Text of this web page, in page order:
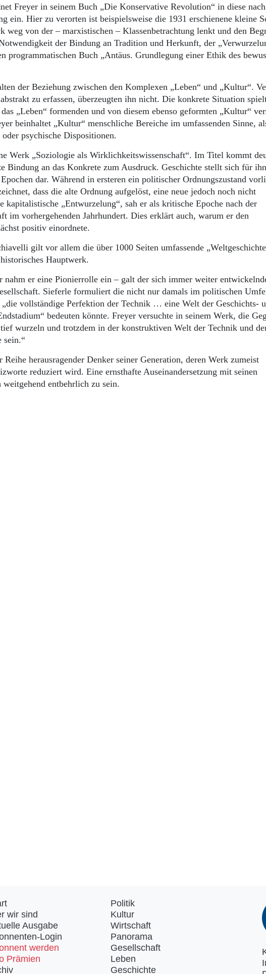
Freyer in seinem Buch „Die Konservative Revolution“ in diese
ein. Hier zu verorten ist beispielsweise die 1931 erschienene kleine
weg von der – marxistischen – Klassenbetrachtung lenkt und den
der Bindung an Tradition und Herkunft, der
programmatischen Buch „Antäus. Grundlegung einer Ethik des
der Beziehung zwischen den Komplexen „Leben“ und „Kultur“.
zu erfassen, überzeugten ihn nicht. Die konkrete Situation
„Leben“ formenden und von diesem ebenso geformten „Kultur“
beinhaltet „Kultur“ menschliche Bereiche im umfassenden Sinne,
psychische Dispositionen.
Werk „Soziologie als Wirklichkeitswissenschaft“. Im Titel kommt
Bindung an das Konkrete zum Ausdruck. Geschichte stellt sich für
dar. Während in ersteren ein politischer Ordnungszustand
dass die alte Ordnung aufgelöst, eine neue jedoch noch nicht
kapitalistische „Entwurzelung“, sah er als kritische Epoche nach der
im vorhergehenden Jahrhundert. Dies erklärt auch, warum er den
positiv einordnete.
gilt vor allem die über 1000 Seiten umfassende „Weltgeschichte
Hauptwerk.
nahm er eine Pionierrolle ein – galt der sich immer weiter
Sieferle formuliert die nicht nur damals im politischen
vollständige Perfektion der Technik … eine Welt der Geschichts-
bedeuten könnte. Freyer versuchte in seinem Werk, die
wurzeln und trotzdem in der konstruktiven Welt der Technik und
sein.“
herausragender Denker seiner Generation, deren Werk zumeist
reduziert wird. Eine ernsthafte Auseinandersetzung mit seinen
entbehrlich zu sein.
wir sind
Ausgabe
Login
werden
Prämien
Politik
Kultur
Wirtschaft
Panorama
Gesellschaft
Leben
Geschichte